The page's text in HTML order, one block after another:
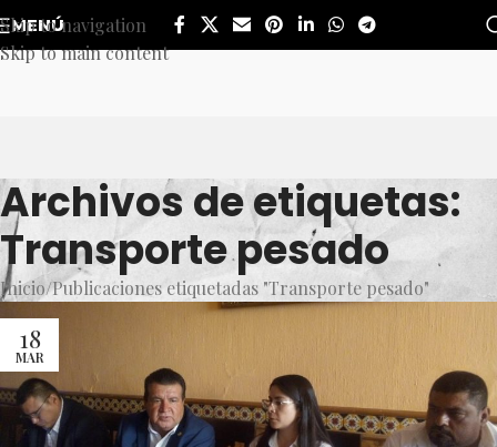
Skip to navigation
Skip to main content
MENÚ
Archivos de etiquetas:
Transporte pesado
Inicio Publicaciones etiquetadas "Transporte pesado"
18
MAR